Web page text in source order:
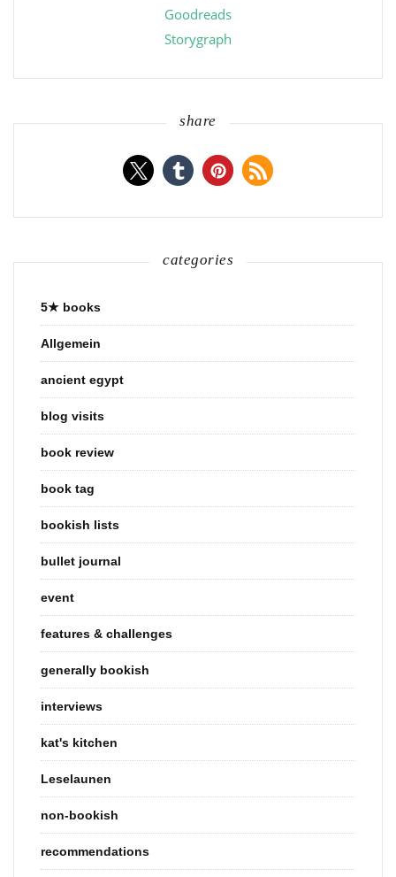
Goodreads
Storygraph
share
categories
5★ books
Allgemein
ancient egypt
blog visits
book review
book tag
bookish lists
bullet journal
event
features & challenges
generally bookish
interviews
kat's kitchen
Leselaunen
non-bookish
recommendations